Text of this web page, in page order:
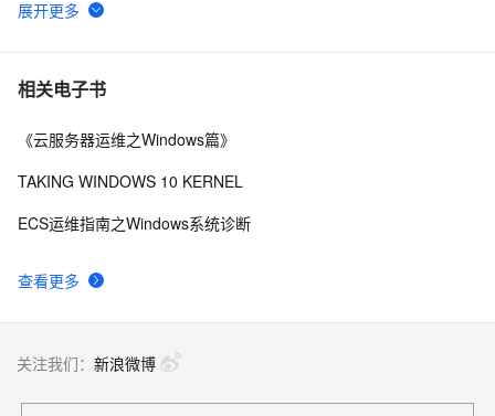
6 现代IM系统中消息推送和存储架构的实现
7 日志服务（原SLS）新功能发布(9)--Logtail配置支持
8 使用日志服务LogHub替换Kafka
内容
相关电子书
查看更多
《云服务器运维之Windows篇》
TAKING WINDOWS 10 KERNEL
ECS运维指南之Windows系统诊断
关注我们： 新浪微博